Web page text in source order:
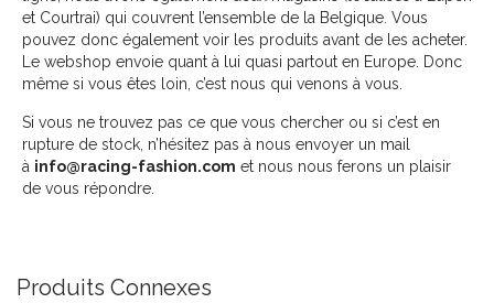
et Courtrai) qui couvrent l’ensemble de la Belgique. Vous
pouvez donc également voir les produits avant de les acheter.
Le webshop envoie quant à lui quasi partout en Europe. Donc
même si vous êtes loin, c’est nous qui venons à vous.
Si vous ne trouvez pas ce que vous chercher ou si c’est en
rupture de stock, n’hésitez pas à nous envoyer un mail
à info@racing-fashion.com et nous nous ferons un plaisir
de vous répondre.
Produits Connexes